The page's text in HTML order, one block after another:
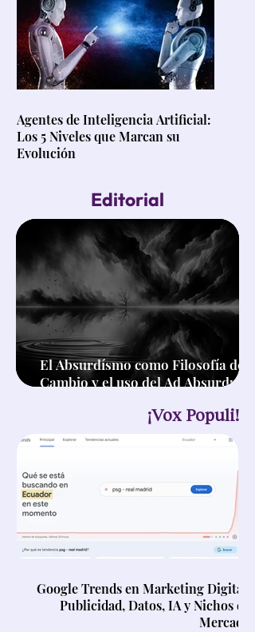
Agentes de Inteligencia Artificial:
Los 5 Niveles que Marcan su
Evolución
Editorial
El Absurdísmo como Filosofía de
Cambio y el uso del Ad Absurdum
¡Vox Populi!
Google Trends en Marketing Digital,
Publicidad, Datos, IA y Nichos de
Mercado